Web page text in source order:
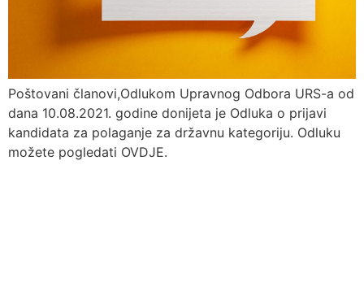
Poštovani članovi,Odlukom Upravnog Odbora URS-a od
dana 10.08.2021. godine donijeta je Odluka o prijavi
kandidata za polaganje za državnu kategoriju. Odluku
možete pogledati OVDJE.